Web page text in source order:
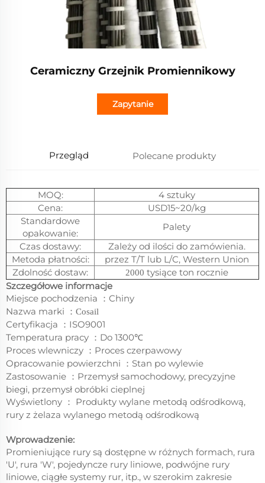
Ceramiczny Grzejnik Promiennikowy
Zapytanie
Przegląd Polecane produkty
MOQ:
4 sztuky
Cena:
USD15~20/kg
Standardowe
opakowanie:
Palety
Czas dostawy:
Zależy od ilości do zamówienia.
Metoda płatności:
przez T/T lub L/C, Western Union
Zdolność dostaw:
2000 tysiące ton rocznie
Szczegółowe informacje
Miejsce pochodzenia
： Chiny
Nazwa marki
： Cosail
Certyfikacja ： ISO9001
Temperatura pracy
： Do 1300℃
Proces wlewniczy
： Proces czerpawowy
Opracowanie powierzchni
： Stan po wylewie
Zastosowanie
： Przemysł samochodowy, precyzyjne
biegi, przemysł obróbki cieplnej
Wyświetlony
：
Produkty wylane metodą odśrodkową,
rury z żelaza wylanego metodą odśrodkową
Wprowadzenie:
Promieniujące rury są dostępne w różnych formach, rura
'U', rura 'W', pojedyncze rury liniowe, podwójne rury
liniowe, ciągłe systemy rur, itp., w szerokim zakresie